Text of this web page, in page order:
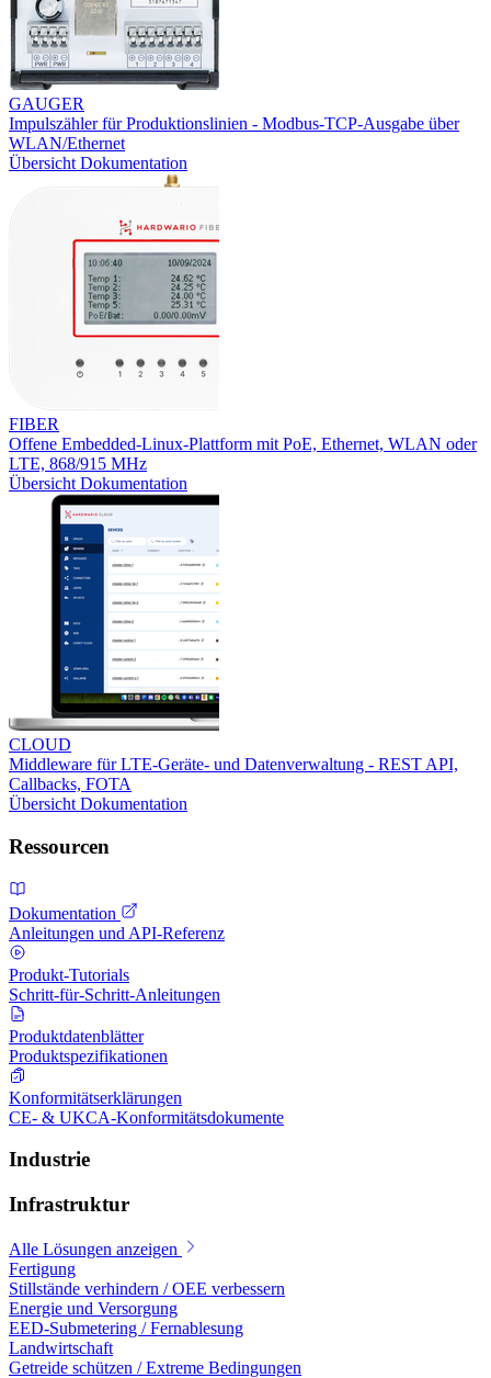
GAUGER
Impulszähler für Produktionslinien - Modbus-TCP-Ausgabe über
WLAN/Ethernet
Übersicht Dokumentation
FIBER
Offene Embedded-Linux-Plattform mit PoE, Ethernet, WLAN oder
LTE, 868/915 MHz
Übersicht Dokumentation
CLOUD
Middleware für LTE-Geräte- und Datenverwaltung - REST API,
Callbacks, FOTA
Übersicht Dokumentation
Ressourcen
Dokumentation
Anleitungen und API-Referenz
Produkt-Tutorials
Schritt-für-Schritt-Anleitungen
Produktdatenblätter
Produktspezifikationen
Konformitätserklärungen
CE- & UKCA-Konformitätsdokumente
Industrie
Infrastruktur
Alle Lösungen anzeigen
Fertigung
Stillstände verhindern / OEE verbessern
Energie und Versorgung
EED-Submetering / Fernablesung
Landwirtschaft
Getreide schützen / Extreme Bedingungen